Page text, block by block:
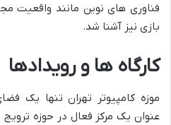
فناوری های نوین مانند واقعیت
بازی نیز آشنا شد.
کارگاه ها و رویدادها
موزه کامپیوتر تهران تنها یک
عنوان یک مرکز فعال در حوزه ترویج